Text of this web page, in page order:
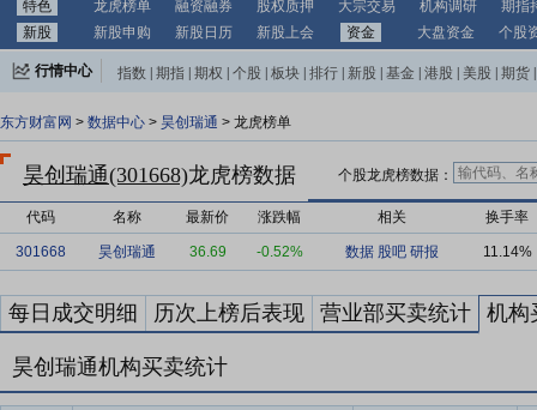
特色 龙虎榜单 融资融券 股权质押 大宗交易 机构调研
期指
新股
新股申购 新股日历 新股上会 资金 大盘资金 个股
行情中心 指数 期指 期权 个股 板块 排行 新股 基金 港股 美股 期货
东方财富网 > 数据中心 > 昊创瑞通 > 龙虎榜单
昊创瑞通(301668)龙虎榜数据 个股龙虎榜数据：
代码 名称 最新价 涨跌幅 相关 换手率
301668 昊创瑞通 36.69 -0.52% 数据 股吧 研报 11.14%
每日成交明细 历次上榜后表现 营业部买卖统计 机构
昊创瑞通机构买卖统计